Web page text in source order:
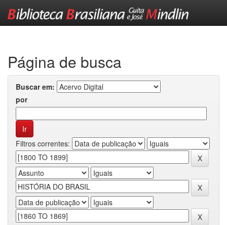
Página de busca
Buscar em:
por
Filtros correntes: